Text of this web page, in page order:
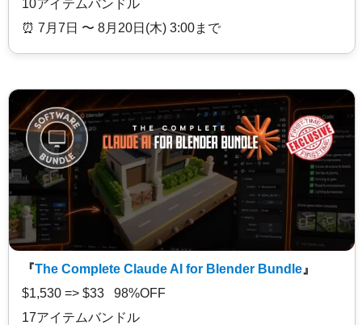
10アイテムバンドル
⏰️ 7月7日 〜 8月20日(木) 3:00まで
『The Complete Claude AI for Blender Bundle 』
$1,530 => $33 98%OFF
17アイテムバンドル